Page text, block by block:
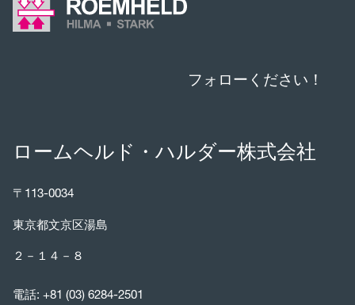
フォローください！
ロームヘルド・ハルダー株式会社
〒113-0034
東京都文京区湯島
２－１４－８
電話: +81 (03) 6284-2501